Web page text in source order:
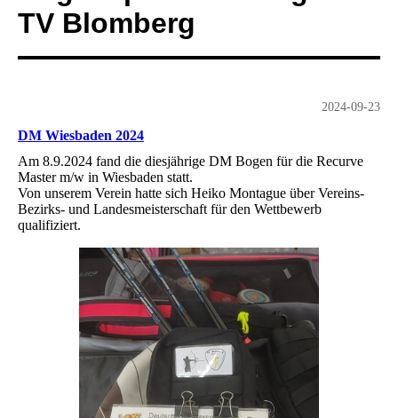
TV Blomberg
2024-09-23
DM Wiesbaden 2024
Am 8.9.2024 fand die diesjährige DM Bogen für die Recurve
Master m/w in Wiesbaden statt.
Von unserem Verein hatte sich Heiko Montague über Vereins-
Bezirks- und Landesmeisterschaft für den Wettbewerb
qualifiziert.